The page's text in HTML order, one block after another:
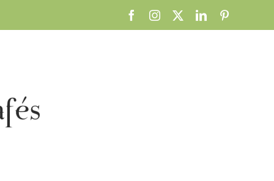
FacebookInstagram LinkedIn